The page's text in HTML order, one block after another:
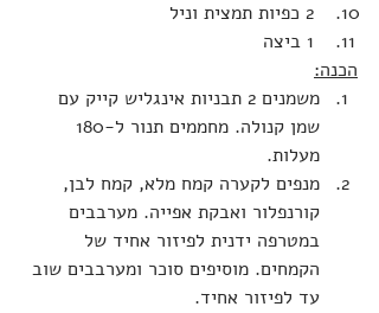
הכנה:
משמנים 2 תבניות אינגליש קייק עם
מעלות.
מנפים לקערה קמח מלא, קמח לבן,
קורנפלור ואבקת אפייה. מערבבים
במטרפה ידנית לפיזור אחיד של
הקמחים. מוסיפים סוכר ומערבבים שוב
עד לפיזור אחיד.